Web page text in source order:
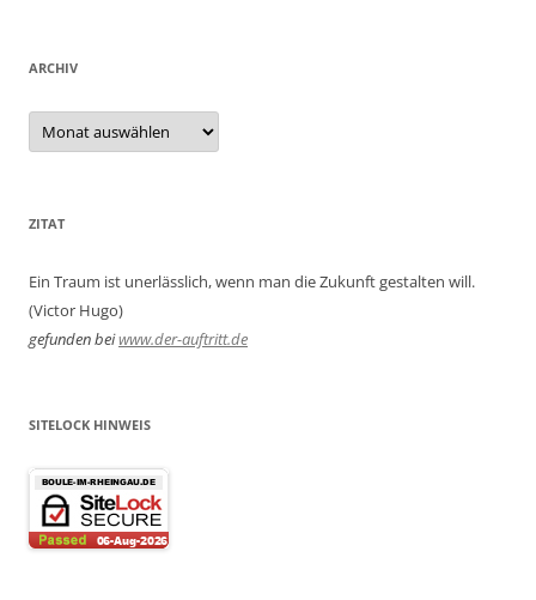
ARCHIV
Archiv
ZITAT
Ein Traum ist unerlässlich, wenn man die Zukunft gestalten will.
(Victor Hugo)
gefunden beiwww.der-auftritt.de
SITELOCK HINWEIS